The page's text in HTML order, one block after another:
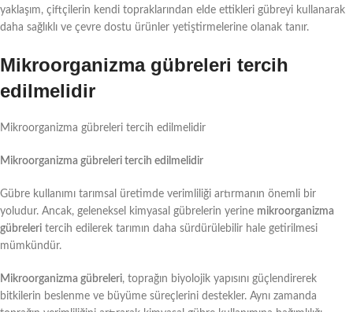
yaklaşım, çiftçilerin kendi topraklarından elde ettikleri gübreyi kullanarak
daha sağlıklı ve çevre dostu ürünler yetiştirmelerine olanak tanır.
Mikroorganizma gübreleri tercih
edilmelidir
Mikroorganizma gübreleri tercih edilmelidir
Mikroorganizma gübreleri tercih edilmelidir
Gübre kullanımı tarımsal üretimde verimliliği artırmanın önemli bir
yoludur. Ancak, geleneksel kimyasal gübrelerin yerine mikroorganizma
gübreleri tercih edilerek tarımın daha sürdürülebilir hale getirilmesi
mümkündür.
Mikroorganizma gübreleri, toprağın biyolojik yapısını güçlendirerek
bitkilerin beslenme ve büyüme süreçlerini destekler. Aynı zamanda